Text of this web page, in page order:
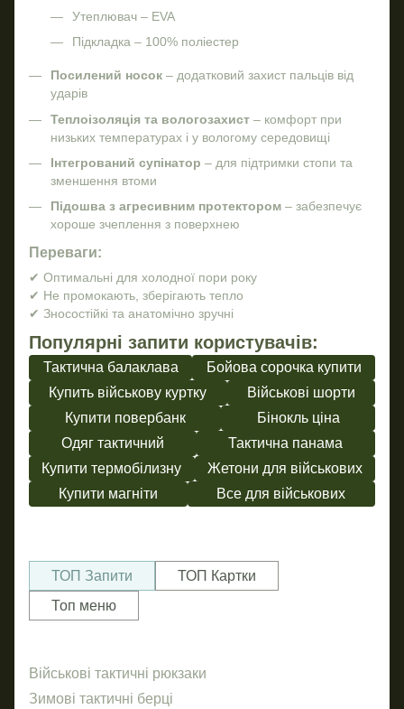
Утеплювач – EVA
Підкладка – 100% поліестер
Посилений носок – додатковий захист пальців від
ударів
Теплоізоляція та вологозахист – комфорт при
низьких температурах і у вологому середовищі
Інтегрований супінатор – для підтримки стопи та
зменшення втоми
Підошва з агресивним протектором – забезпечує
хороше зчеплення з поверхнею
Переваги:
✔ Оптимальні для холодної пори року
✔ Не промокають, зберігають тепло
✔ Зносостійкі та анатомічно зручні
Популярні запити користувачів:
Тактична балаклава
Бойова сорочка купити
Купить військову куртку
Військові шорти
Купити повербанк
Бінокль ціна
Одяг тактичний
Тактична панама
Купити термобілизну
Жетони для військових
Купити магніти
Все для військових
ТОП Запити
ТОП Картки
Топ меню
Військові тактичні рюкзаки
Зимові тактичні берці